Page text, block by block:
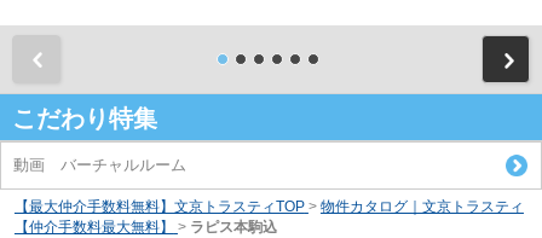
こだわり特集
動画 バーチャルルーム
【最大仲介手数料無料】文京トラスティTOP > 物件カタログ｜文京トラスティ
【仲介手数料最大無料】
> ラピス本駒込